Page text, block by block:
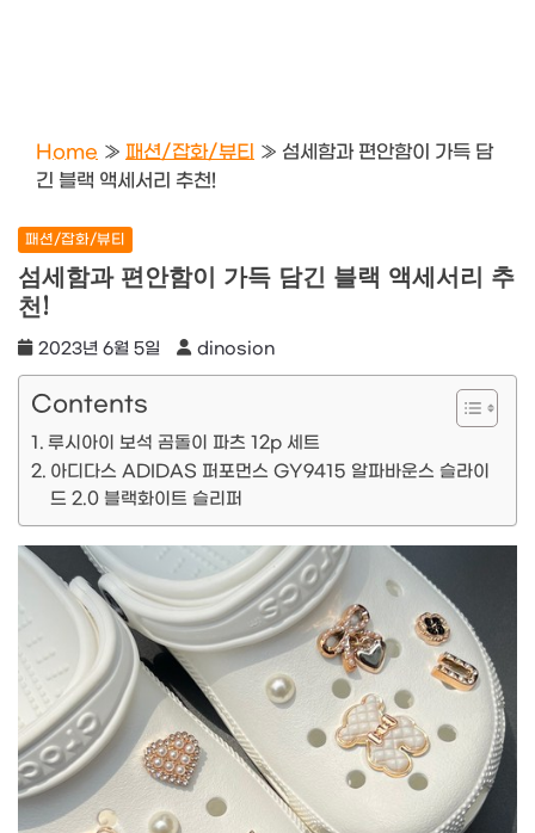
Home » 패션/잡화/뷰티 » 섬세함과 편안함이 가득 담
긴 블랙 액세서리 추천!
패션/잡화/뷰티
섬세함과 편안함이 가득 담긴 블랙 액세서리 추
천!
2023년 6월 5일 dinosion
Contents
루시아이 보석 곰돌이 파츠 12p 세트
아디다스 ADIDAS 퍼포먼스 GY9415 알파바운스 슬라이
드 2.0 블랙화이트 슬리퍼